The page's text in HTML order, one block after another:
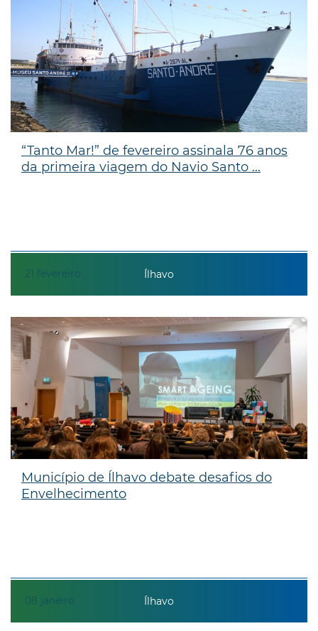
21 fevereiro
“Tanto Mar!” de fevereiro assinala 76 anos
da primeira viagem do Navio Santo ...
Ílhavo
08 janeiro
Município de Ílhavo debate desafios do
Envelhecimento
Ílhavo